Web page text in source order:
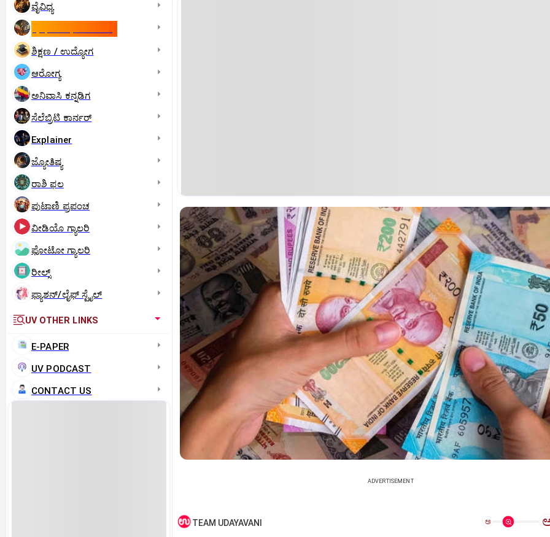
ವೈವಿಧ್ಯ
ಶಿಕ್ಷಣ / ಉದ್ಯೋಗ
ಆರೋಗ್ಯ
ಅನಿವಾಸಿ ಕನ್ನಡಿಗ
ಸೆಲೆಬ್ರಿಟಿ ಕಾರ್ನರ್‌
Explainer
ಜ್ಯೋತಿಷ್ಯ
ರಾಶಿ ಫಲ
ಪುಟಾಣಿ ಪ್ರಪಂಚ
ವೀಡಿಯೊ ಗ್ಯಾಲರಿ
ಫೋಟೋ ಗ್ಯಾಲರಿ
ರೀಲ್ಸ್
ಫ್ಯಾಶನ್/ಲೈಫ್‌ ಸ್ಟೈಲ್
UV OTHER LINKS
E-PAPER
UV PODCAST
CONTACT US
ADVERTISEMENT
TEAM UDAYAVANI ಅ